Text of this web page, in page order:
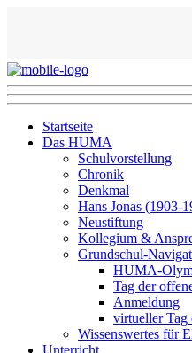
Startseite
Das HUMA
Schulvorstellung
Chronik
Denkmal
Hans Jonas (1903-
Neustiftung
Kollegium &
Grundschul-
HUMA-
Tag der
Anmeldung
virtueller Tag
Wissenswertes für
Unterricht